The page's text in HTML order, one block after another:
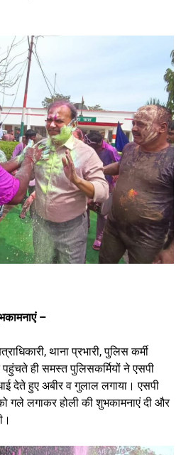
–
थाना प्रभारी, पुलिस कर्मी
ही समस्त पुलिसकर्मियों ने एसपी
देते हुए अबीर व गुलाल लगाया। एसपी
को गले लगाकर होली की शुभकामनाएं दी और